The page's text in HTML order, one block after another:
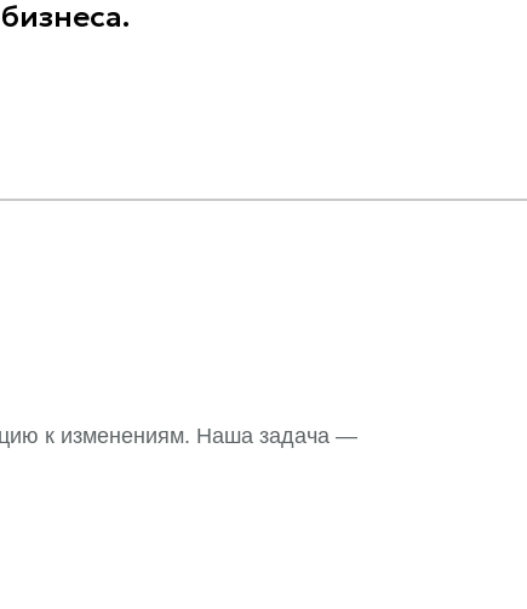
к изменениям. Наша задача —